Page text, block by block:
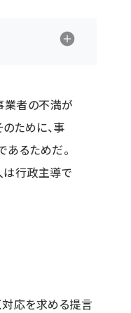
業者の不満が
ために、事
るためだ。
は行政主導で
対応を求める提言